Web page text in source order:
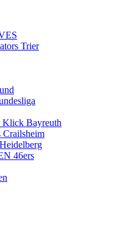
Trier
Klick Bayreuth
46ers